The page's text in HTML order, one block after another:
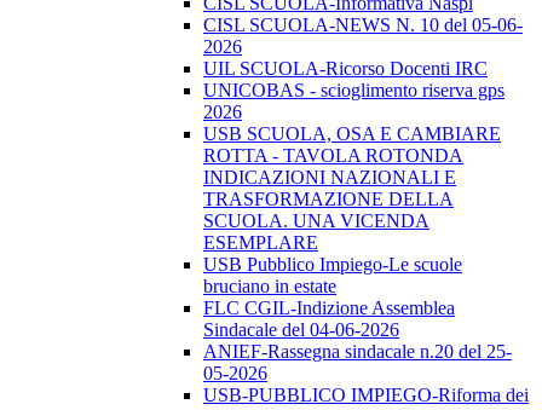
CISL SCUOLA-NEWS N. 10 del 05-06-
2026
UIL SCUOLA-Ricorso Docenti IRC
UNICOBAS - scioglimento riserva gps
2026
USB SCUOLA, OSA E CAMBIARE
ROTTA - TAVOLA ROTONDA
INDICAZIONI NAZIONALI E
TRASFORMAZIONE DELLA
SCUOLA. UNA VICENDA
ESEMPLARE
USB Pubblico Impiego-Le scuole
bruciano in estate
FLC CGIL-Indizione Assemblea
Sindacale del 04-06-2026
ANIEF-Rassegna sindacale n.20 del 25-
05-2026
USB-PUBBLICO IMPIEGO-Riforma dei